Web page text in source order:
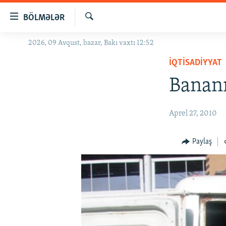
BÖLMƏLƏR
GÜNDƏM
Axtar
2026, 09 Avqust, bazar, Bakı vaxtı 12:52
İQTISADIYYAT
Aprel 27, 2010
Paylaş